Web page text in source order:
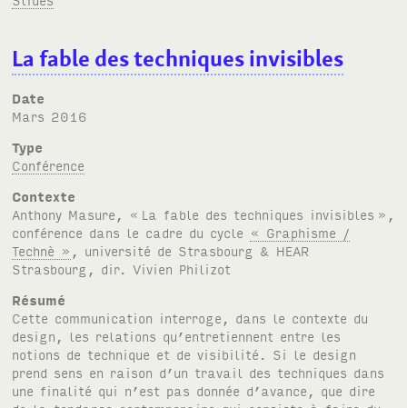
La fable des techniques invisibles
Date
mars 2016
Type
Conférence
Contexte
Anthony Masure, « La fable des techniques invisibles »,
conférence dans le cadre du cycle « Graphisme /
Technè » , université de Strasbourg & HEAR
Strasbourg, dir. Vivien Philizot
Résumé
Cette communication interroge, dans le contexte du
design, les relations qu’entretiennent entre les
notions de technique et de visibilité. Si le design
prend sens en raison d’un travail des techniques dans
une finalité qui n’est pas donnée d’avance, que dire